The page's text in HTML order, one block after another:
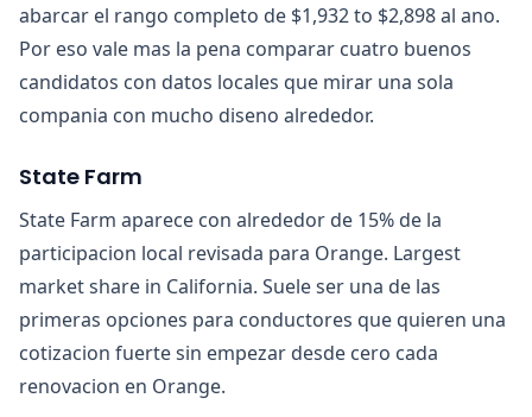
abarcar el rango completo de $1,932 to $2,898 al ano.
Por eso vale mas la pena comparar cuatro buenos
candidatos con datos locales que mirar una sola
compania con mucho diseno alrededor.
State Farm
State Farm aparece con alrededor de 15% de la
participacion local revisada para Orange. Largest
market share in California. Suele ser una de las
primeras opciones para conductores que quieren una
cotizacion fuerte sin empezar desde cero cada
renovacion en Orange.